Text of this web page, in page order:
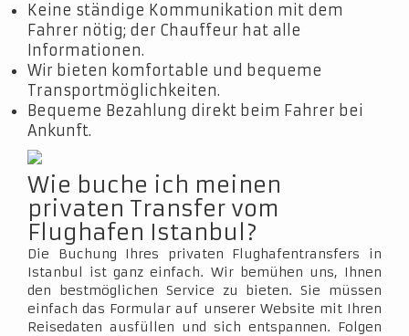
Keine ständige Kommunikation mit dem
Fahrer nötig; der Chauffeur hat alle
Informationen.
Wir bieten komfortable und bequeme
Transportmöglichkeiten.
Bequeme Bezahlung direkt beim Fahrer bei
Ankunft.
Wie buche ich meinen
privaten Transfer vom
Flughafen Istanbul?
Die Buchung Ihres privaten Flughafentransfers in
Istanbul ist ganz einfach. Wir bemühen uns, Ihnen
den bestmöglichen Service zu bieten. Sie müssen
einfach das Formular auf unserer Website mit Ihren
Reisedaten ausfüllen und sich entspannen. Folgen